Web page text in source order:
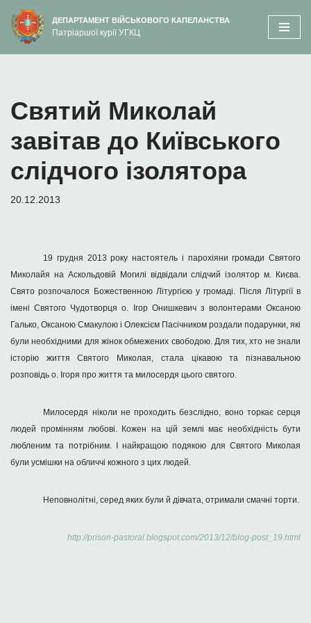
вмісту
Перейти
до
ДЕПАРТАМЕНТ ВІЙСЬКОВОГО КАПЕЛАНСТВА
Патріаршої курії УГКЦ
Святий Миколай
завітав до Київського
слідчого ізолятора
20.12.2013
19 грудня 2013 року настоятель і парохіяни громади Святого
Миколайя на Аскольдовій Могилі відвідали слідчий ізолятор м. Києва.
Свято розпочалося Божественною Літургією у громаді. Після Літургії в
імені Святого Чудотворця о. Ігор Онишкевич з волонтерами Оксаною
Галько, Оксаною Смакулою і Олексієм Пасічником роздали подарунки, які
були необхідними для жінок обмежених свободою. Для тих, хто не знали
історію життя Святого Миколая, стала цікавою та пізнавальною
розповідь о. Ігоря про життя та милосердя цього святого.
Милосердя ніколи не проходить безслідно, воно торкає серця
людей промінням любові. Кожен на цій землі має необхідність бути
любленим та потрібним. І найкращою подякою для Святого Миколая
були усмішки на обличчі кожного з цих людей.
Неповнолітні, серед яких були й дівчата, отримали смачні торти.
http://prison-pastoral.blogspot.com/2013/12/blog-post_19.html